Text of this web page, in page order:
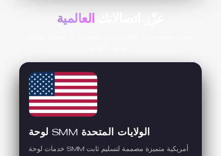
العالمية
لوحة SMM الولايات المتحدة
خدمات لوحة SMM أمريكية متميزة مصممة لتسليم ثابت